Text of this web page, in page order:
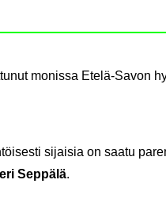
mo­nis­sa Etelä-​Savon
si­jai­sia on saatu
Sep­pä­lä.